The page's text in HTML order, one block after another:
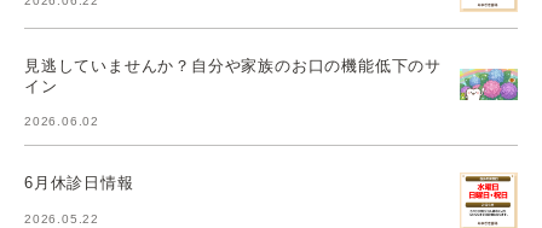
見逃していませんか？自分や家族のお口の機能低下のサ
イン
2026.06.02
6月休診日情報
2026.05.22